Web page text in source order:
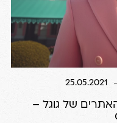
25.05.2021
של גוגל –